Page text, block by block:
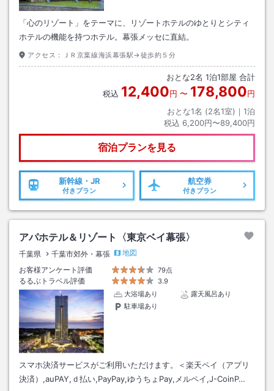
「心のリゾート」をテーマに、リゾートホテルのゆとりとシティ
ホテルの機能を持つホテル。幕張メッセに直結。
アクセス： ＪＲ京葉線海浜幕張駅→徒歩約５分
おとな2名 1泊1部屋 合計
税込 12,400円 〜 178,800円
おとな1名 (2名1室)｜ 1泊
税込 6,200円〜89,400円
宿泊プランを見る
新幹線・JR
付きプラン
航空券
付きプラン
アパホテル＆リゾート〈東京ベイ幕張〉
千葉県 千葉市郊外・幕張
地図
お客様アンケート評価
79点
るるぶトラベル評価
3.9
大浴場あり
露天風呂あり
駐車場あり
スマホ決済サービスがご利用いただけます。＜楽天ペイ（アプリ
決済）,auPAY,ｄ払い,PayPay,ゆうちょPay,メルペイ,J-CoinP…